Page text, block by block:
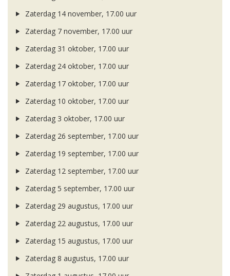
Zaterdag 14 november, 17.00 uur
Zaterdag 7 november, 17.00 uur
Zaterdag 31 oktober, 17.00 uur
Zaterdag 24 oktober, 17.00 uur
Zaterdag 17 oktober, 17.00 uur
Zaterdag 10 oktober, 17.00 uur
Zaterdag 3 oktober, 17.00 uur
Zaterdag 26 september, 17.00 uur
Zaterdag 19 september, 17.00 uur
Zaterdag 12 september, 17.00 uur
Zaterdag 5 september, 17.00 uur
Zaterdag 29 augustus, 17.00 uur
Zaterdag 22 augustus, 17.00 uur
Zaterdag 15 augustus, 17.00 uur
Zaterdag 8 augustus, 17.00 uur